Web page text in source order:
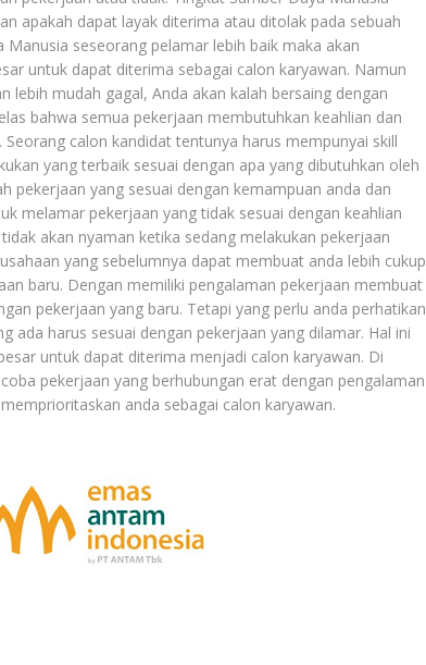
apakah dapat layak diterima atau ditolak pada sebuah
Manusia seseorang pelamar lebih baik maka akan
untuk dapat diterima sebagai calon karyawan. Namun
lebih mudah gagal, Anda akan kalah bersaing dengan
bahwa semua pekerjaan membutuhkan keahlian dan
calon kandidat tentunya harus mempunyai skill
yang terbaik sesuai dengan apa yang dibutuhkan oleh
pekerjaan yang sesuai dengan kemampuan anda dan
melamar pekerjaan yang tidak sesuai dengan keahlian
akan nyaman ketika sedang melakukan pekerjaan
yang sebelumnya dapat membuat anda lebih cukup
baru. Dengan memiliki pengalaman pekerjaan membuat
pekerjaan yang baru. Tetapi yang perlu anda perhatikan
ada harus sesuai dengan pekerjaan yang dilamar. Hal ini
untuk dapat diterima menjadi calon karyawan. Di
pekerjaan yang berhubungan erat dengan pengalaman
anda sebagai calon karyawan.